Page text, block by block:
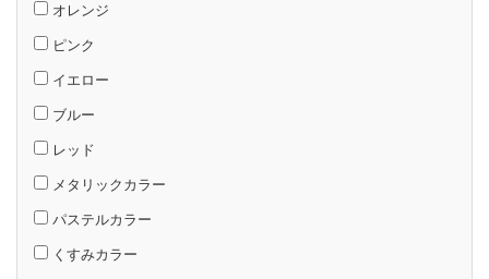
オレンジ
ピンク
イエロー
ブルー
レッド
メタリックカラー
パステルカラー
くすみカラー